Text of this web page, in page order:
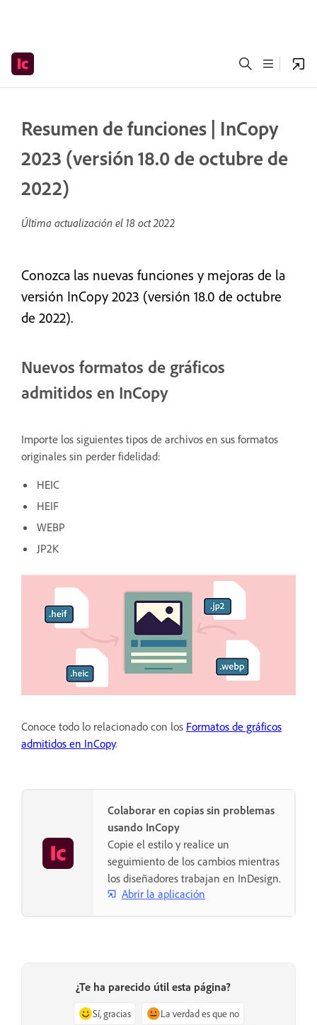
Resumen de funciones | InCopy
2023 (versión 18.0 de octubre de
2022)
Última actualización el 18 oct 2022
Conozca las nuevas funciones y mejoras de la
versión InCopy 2023 (versión 18.0 de octubre
de 2022).
Nuevos formatos de gráficos
admitidos en InCopy
Importe los siguientes tipos de archivos en sus formatos
originales sin perder fidelidad:
HEIC
HEIF
WEBP
JP2K
Conoce todo lo relacionado con los Formatos de gráficos
admitidos en InCopy.
Colaborar en copias sin problemas
usando InCopy
Copie el estilo y realice un
seguimiento de los cambios mientras
los diseñadores trabajan en InDesign.
Abrir la aplicación
¿Te ha parecido útil esta página?
Sí, gracias La verdad es que no